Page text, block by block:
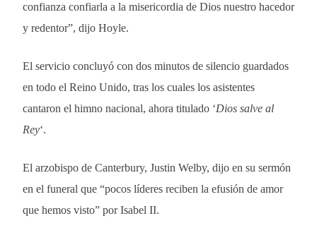
confianza confiarla a la misericordia de Dios nuestro hacedor
y redentor”, dijo Hoyle.
El servicio concluyó con dos minutos de silencio guardados
en todo el Reino Unido, tras los cuales los asistentes
cantaron el himno nacional, ahora titulado ‘Dios salve al
Rey‘.
El arzobispo de Canterbury, Justin Welby, dijo en su sermón
en el funeral que “pocos líderes reciben la efusión de amor
que hemos visto” por Isabel II.